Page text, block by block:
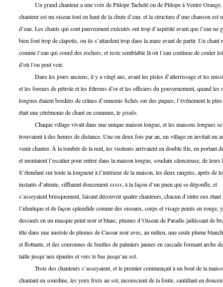
Un grand chanteur a une voix de Ptilope Tacheté ou de Ptilope à Ventre
chanteur est un oiseau tout en haut de la chute d’eau, et la structure d’une chanson est
d’eau. Les chants qui sont pauvrement exécutés ont trop d’aspérité avant que l’eau ne
bien font trop de clapotis, ou ils s’attardent trop dans la mare avant de partir. Un chant
comme l’eau qui sourd des rochers, et reste semblable là où l’eau continue de couler
d’où l’on peut voir.
Dans les jours anciens, il y a vingt ans, avant les pistes d’atterrissage et les
et les foreurs de pétrole et les filtreurs d’or et les officiers du gouvernement, quand les
longues étaient bordées de crânes d’ennemis fichés sur des piques, l’événement le
était une cérémonie de chant en commun, le gisalo.
Chaque village vivait dans une unique maison longue, et les maisons longues se
trouvaient à des heures de distance. Une ou deux fois par an, un village en invitait un
venir chanter. À la tombée de la nuit, les visiteurs arrivaient en double file, en portant
et montaient l’escalier pour entrer dans la maison longue, soudain silencieuse, de leurs
S’étendant sur toute la longueur à l’intérieur de la maison, les deux rangées, après de
instants d’attente, sifflaient doucementsssss, à la façon d’un pneu qui se dégonfle, et
s’asseyaient brusquement, faisant découvrir quatre chanteurs, chacun d’entre eux étant
l’identique et de façon splendide comme des oiseaux, corps et visage peints en rouge,
dessinés en un masque peint noir et blanc, plumes d’Oiseau de Paradis jaillissant de
tête dans une auréole de plumes de Casoar noir avec, au milieu, une seule plume
et flottante, et des couronnes de feuilles de palmiers jaunes en cascade formant arche
taille jusqu’aux épaules et vers le bas jusqu’au sol.
Trois des chanteurs s’asseyaient, et le premier commençait à un bout de la
chantant en sourdine, les yeux fixés au sol, inconscient de la foule, sautillant en